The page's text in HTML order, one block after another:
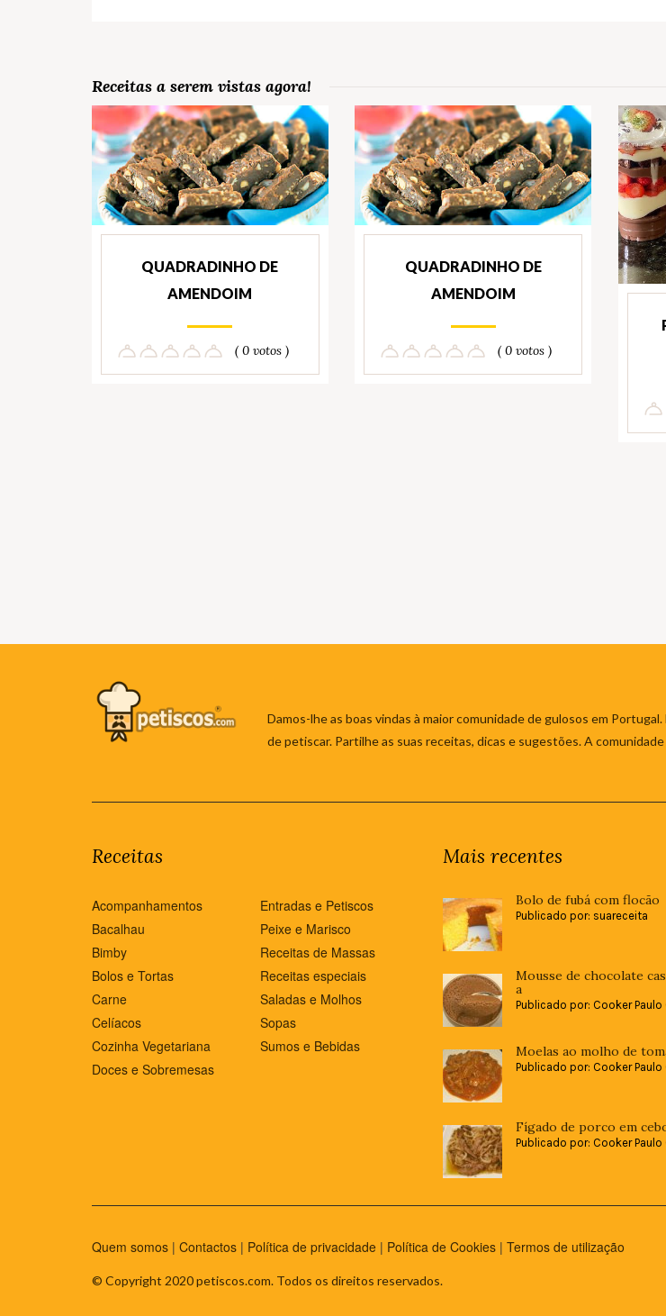
Receitas a serem vistas agora!
QUADRADINHO DE
AMENDOIM
( 0 votos )
QUADRADINHO DE
AMENDOIM
( 0 votos )
Damos-lhe as boas vindas à maior comunidade de gulosos em
de petiscar. Partilhe as suas receitas, dicas e sugestões. A
Receitas
Acompanhamentos
Bacalhau
Bimby
Bolos e Tortas
Carne
Celíacos
Cozinha Vegetariana
Doces e Sobremesas
Entradas e Petiscos
Peixe e Marisco
Receitas de Massas
Receitas especiais
Saladas e Molhos
Sopas
Sumos e Bebidas
Mais recentes
Bolo de fubá com flocão
Publicado por: suareceita
Mousse de chocolate
a
Publicado por: Cooker Paulo
Moelas ao molho de
Publicado por: Cooker Paulo
Fígado de porco em
Publicado por: Cooker Paulo
Quem somos | Contactos | Política de privacidade | Política de Cookies | Termos de utilização
© Copyright 2020 petiscos.com. Todos os direitos reservados.